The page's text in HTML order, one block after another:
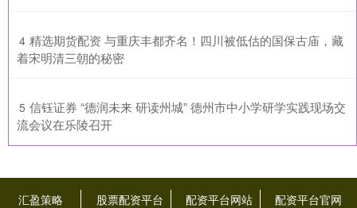
4 ​精选期货配资 与重庆丰都齐名！四川被低估的国保古庙，藏
着宋明清三朝的秘密
5 ​信钰证券 “德润未来 研读州城” 德州市中小学研学实践现场交
流会议在乐陵召开
汇盈策略 股票配资平台 配资平台网站 配资平台官网